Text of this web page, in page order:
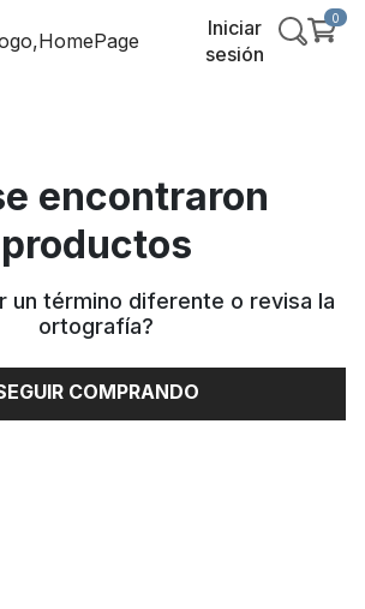
Iniciar
sesión
0
encontraron
productos
un término diferente o revisa la
ortografía?
COMPRANDO